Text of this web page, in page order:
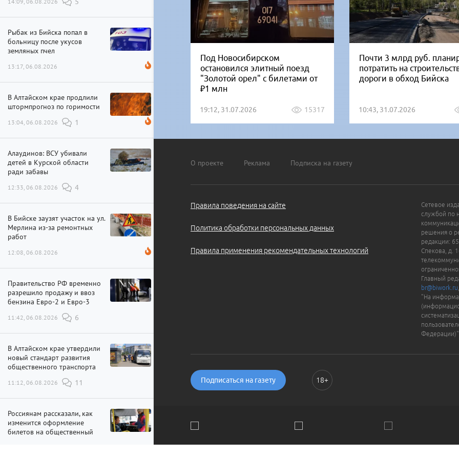
Рыбак из Бийска попал в
больницу после укусов
земляных пчел
13:17, 06.08.2026
В Алтайском крае продлили
штормпрогноз по горимости
13:04, 06.08.2026 1
Алаудинов: ВСУ убивали
детей в Курской области
ради забавы
12:33, 06.08.2026 4
В Бийске заузят участок на ул.
Мерлина из-за ремонтных
работ
12:08, 06.08.2026
Правительство РФ временно
разрешило продажу и ввоз
бензина Евро-2 и Евро-3
11:42, 06.08.2026 6
В Алтайском крае утвердили
новый стандарт развития
общественного транспорта
11:12, 06.08.2026 11
Россиянам рассказали, как
изменится оформление
билетов на общественный
Под Новосибирском
остановился элитный поезд
"Золотой орел" с билетами от
₽1 млн
19:12, 31.07.2026 15317
Почти 3 млрд руб.
потратить на
дороги в обход Бийска
10:43, 31.07.2026
О проекте Реклама Подписка на газету
Правила поведения на сайте
Политика обработки персональных данных
Правила применения рекомендательных технологий
Сетевое
службой по
решения о
редакции:
Спекова, д.
Главный
br@biwork.ru
"На
Федерации)".
Подписаться на газету 18+